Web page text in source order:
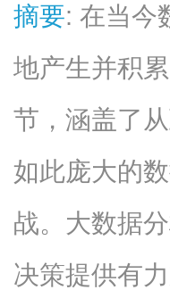
摘要: 在当今
地产生并积
节，涵盖了
如此庞大的
战。大数据
决策提供有